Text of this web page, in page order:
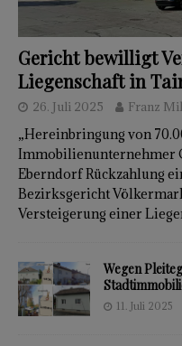
Gericht bewilligt
Liegenschaft in
26. Juli 2025 Franz
„Hereinbringung von
Immobilienunternehmer
Eberndorf Rückzahlung
Bezirksgericht
Versteigerung einer
Wegen
11. Juli 2025